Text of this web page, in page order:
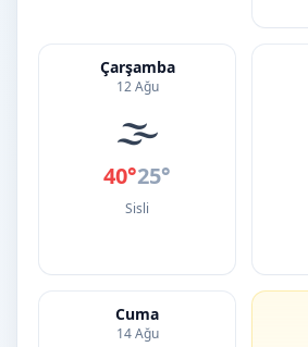
Çarşamba
12 Ağu
🌫️
40°25°
Sisli
Cuma
14 Ağu